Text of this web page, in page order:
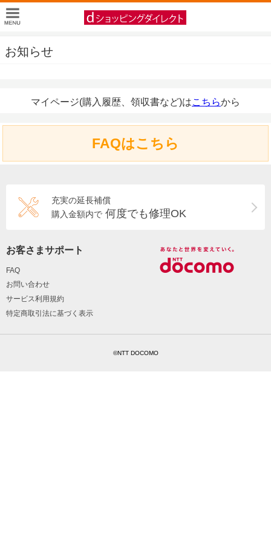
お知らせ
マイページ(購入履歴、領収書など)はこちらから
FAQはこちら
充実の延長補償
購入金額内で 何度でも修理OK
お客さまサポート
FAQ
お問い合わせ
サービス利用規約
特定商取引法に基づく表示
©NTT DOCOMO